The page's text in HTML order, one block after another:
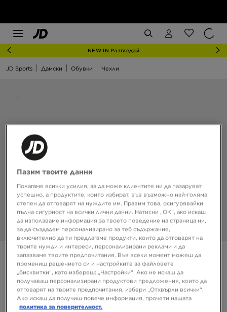
NEW IN Разгледай
JD Sports Дамски Обувки Чехли
Супер оферта
UGG GOLDENSTAR CLOG
127,99 €
250,33 ЛВ.
Пазим твоите данни
Полагаме всички усилия, за да може клиентите ни да пазаруват
успешно, а продуктите, които избират, във възможно най-голяма
степен да отговарят на нуждите им. Правим това, осигурявайки
пълна сигурност на всички лични данни. Натисни „ОК“, ако искаш
да използваме информация за твоето поведение на страница ни,
за да създадем персонализирано за теб съдържание,
включително да ти предлагаме продукти, които да отговарят на
твоите нужди и интереси, персонализирани реклами и да
запазваме твоите предпочитания. Във всеки момент можеш да
промениш решението си и настройките за файловете
„бисквитки“, като избереш: „Настройки“. Ако не искаш да
получаваш персонализирани продуктови предложения, които да
отговарят на твоите предпочитания, избери „Отхвърли всички“.
Ако искаш да получиш повече информация, прочети нашата
политика за поверителност.